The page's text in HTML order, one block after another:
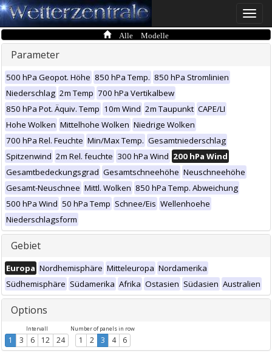
Toggle
Alle Modelle
Parameter
500 hPa Geopot. Höhe 850 hPa Temp. 850 hPa Stromlinien
Niederschlag 2m Temp 700 hPa Vertikalbew
850 hPa Pot. Äquiv. Temp 10m Wind 2m Taupunkt CAPE/LI
Hohe Wolken Mittelhohe Wolken Niedrige Wolken
700 hPa Rel. Feuchte Min/Max Temp. Gesamtniederschlag
Spitzenwind 2m Rel. feuchte 300 hPa Wind 200 hPa Wind
Gesamtbedeckungsgrad Gesamtschneehöhe Neuschneehöhe
Gesamt-Neuschnee Mittl. Wolken 850 hPa Temp. Abweichung
500 hPa Wind 50 hPa Temp Schnee/Eis Wellenhoehe
Niederschlagsform
Gebiet
Europa Nordhemisphäre Mitteleuropa Nordamerika
Südhemisphäre Südamerika Afrika Ostasien Südasien Australien
Options
Intervall
1 3 6 12 24
Number of panels in row
1 2 3 4 6